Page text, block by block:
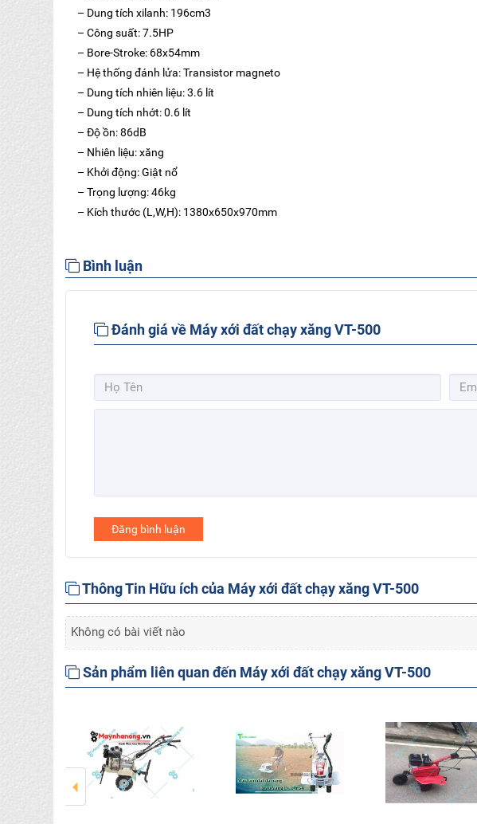
– Dung tích xilanh: 196cm3
– Công suất: 7.5HP
– Bore-Stroke: 68x54mm
– Hệ thống đánh lửa: Transistor magneto
– Dung tích nhiên liệu: 3.6 lít
– Dung tích nhớt: 0.6 lít
– Độ ồn: 86dB
– Nhiên liệu: xăng
– Khởi động: Giật nổ
– Trọng lượng: 46kg
– Kích thước (L,W,H): 1380x650x970mm
Bình luận
Đánh giá về Máy xới đất chạy xăng VT-500
Đăng bình luận
Thông Tin Hữu ích của Máy xới đất chạy xăng VT-500
Không có bài viết nào
Sản phẩm liên quan đến Máy xới đất chạy xăng VT-500